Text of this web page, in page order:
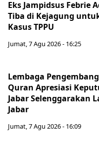
Eks Jampidsus Febrie
Tiba di Kejagung
Kasus TPPU
Jumat, 7 Agu 2026 - 16:25
Lembaga
Quran Apresiasi
Jabar Selenggarakan
Jabar
Jumat, 7 Agu 2026 - 16:09